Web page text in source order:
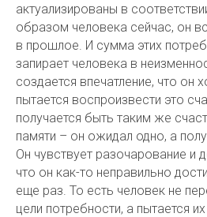
актуализированы в
образом человека сейчас, он
в прошлое. И сумма этих
запирает человека в
создается впечатление, что он
пытается воспроизвести это
получается быть таким же
памяти – он ожидал одно, а
Он чувствует разочарование и
что он как-то неправильно
еще раз. То есть человек не
цели потребности, а пытается